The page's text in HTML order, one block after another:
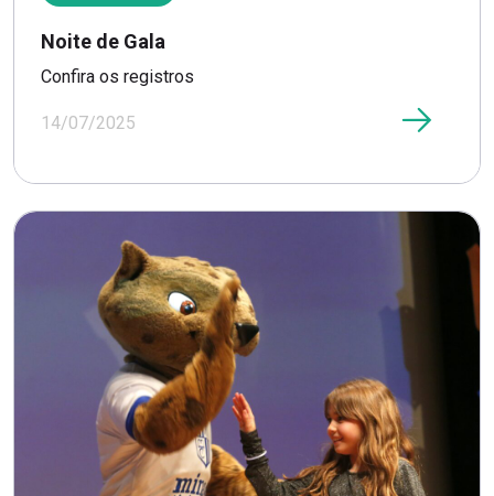
Noite de Gala
Confira os registros
14/07/2025